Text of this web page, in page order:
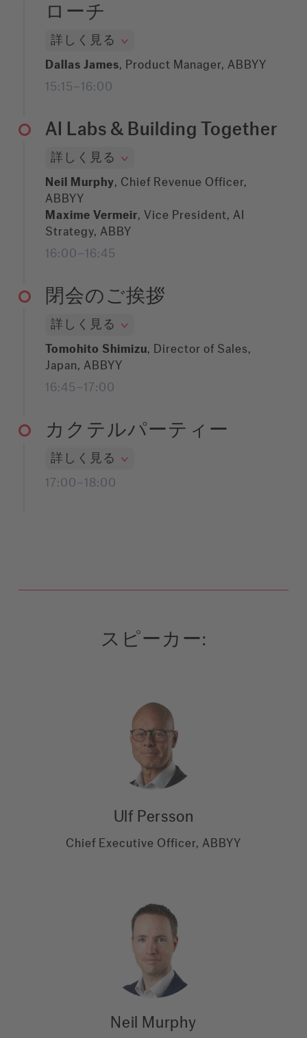
ローチ
詳しく見る
Dallas James, Product Manager, ABBYY
15:15–16:00
AI Labs & Building Together​
詳しく見る
Neil Murphy, Chief Revenue Officer,
ABBYY​
Maxime Vermeir, Vice President, AI
Strategy, ABBY
16:00–16:45
閉会のご挨拶
詳しく見る
Tomohito Shimizu, Director of Sales,
Japan, ABBYY
16:45–17:00
カクテルパーティー
詳しく見る
17:00–18:00
スピーカー:
Ulf Persson
Chief Executive Officer, ABBYY
Neil Murphy